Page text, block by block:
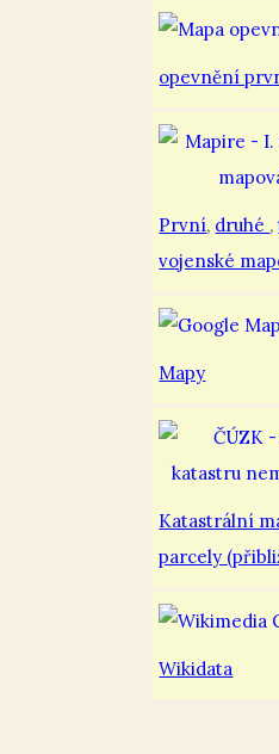
opevnění
První, druhé ,
vojenské
Mapy
Katastrální
parcely
Wikidata